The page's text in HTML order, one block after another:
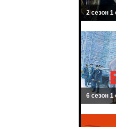
2 сезон 1
6 сезон 1